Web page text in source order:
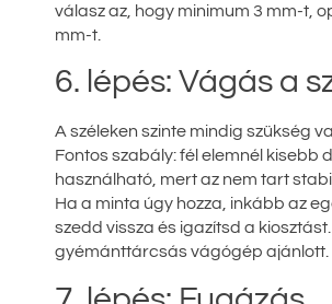
válasz az, hogy minimum 3 mm-t,
mm-t.
6. lépés: Vágás a
A széleken szinte mindig szükség
Fontos szabály: fél elemnél kisebb
használható, mert az nem tart
Ha a minta úgy hozza, inkább az
szedd vissza és igazítsd a
gyémánttárcsás vágógép ajánlott.